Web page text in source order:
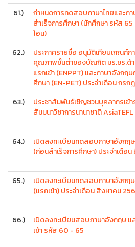
61.)
กำหนดการทดสอบภาษาไทยและภ
สำเร็จการศึกษา (นักศึกษา รหัส 65
โอน)
62.)
ประกาศรายชื่อ อนุมัติเทียบเกณฑ์ก
คุณภาพขั้นต่ำของบัณฑิต มร.ชร.ด้
แรกเข้า (ENPPT) และภาษาอังกฤ
ศึกษา (EN-PET) ประจำเดือน กรก
63.)
ประชาสัมพันธ์เชิญชวนบุคลากรเข้า
สัมมนาวิชาการนานาชาติ
64.)
เปิดลงทะเบียนทดสอบภาษาอังกฤ
(ก่อนสำเร็จการศึกษา) ประจำเดือ
65.)
เปิดลงทะเบียนทดสอบภาษาอังกฤ
(แรกเข้า) ประจำเดือน สิงหาคม
66.)
เปิดลงทะเบียนสอบภาษาอังกฤษ แ
เข้า รหัส 60 - 65